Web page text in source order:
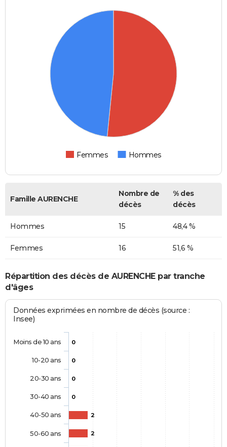
Femmes Hommes
Famille AURENCHE
Nombre de
décès
% des
décès
Hommes 15 48,4 %
Femmes 16 51,6 %
Répartition des décès de AURENCHE par tranche
d'âges
Données exprimées en nombre de décès (source :
Insee)
0
0
0
0
2
2
Moins de 10 ans
10-20 ans
20-30 ans
30-40 ans
40-50 ans
50-60 ans